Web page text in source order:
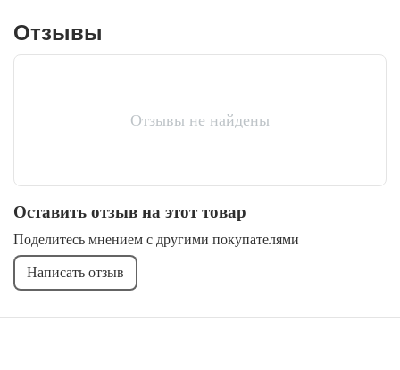
Отзывы
Отзывы не найдены
Оставить отзыв на этот товар
Поделитесь мнением с другими покупателями
Написать отзыв